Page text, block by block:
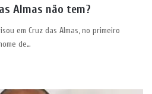
Almas não tem?
em Cruz das Almas, no primeiro
de…